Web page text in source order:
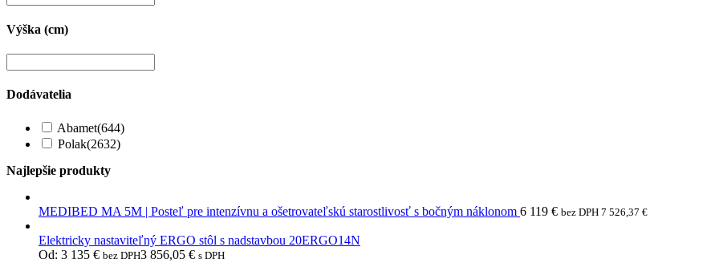
Výška (cm)
Dodávatelia
Abamet(644)
Polak(2632)
Najlepšie produkty
MEDIBED MA 5M | Posteľ pre intenzívnu a ošetrovateľskú starostlivosť s bočným náklonom 6 119 € bez DPH 7 526,37 €
Elektricky nastaviteľný ERGO stôl s nadstavbou 20ERGO14N
Od: 3 135 € bez DPH3 856,05 € s DPH